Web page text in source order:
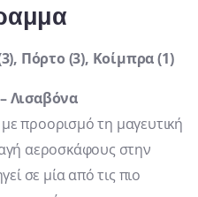
Πόρτο (3), Κοίμπρα (1)
Λισαβόνα
προορισμό τη μαγευτική
αεροσκάφους στην
σε μία από τις πιο